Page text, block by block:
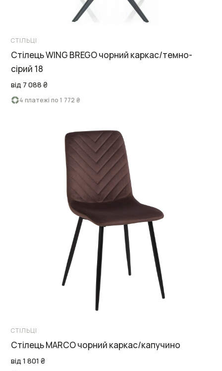
СТІЛЬЦІ
Стілець WING BREGO чорний каркас/темно-
сірий 18
від 7 088 ₴
4 платежі по 1 772 ₴
СТІЛЬЦІ
Стілець MARCO чорний каркас/капучино
від 1 801 ₴